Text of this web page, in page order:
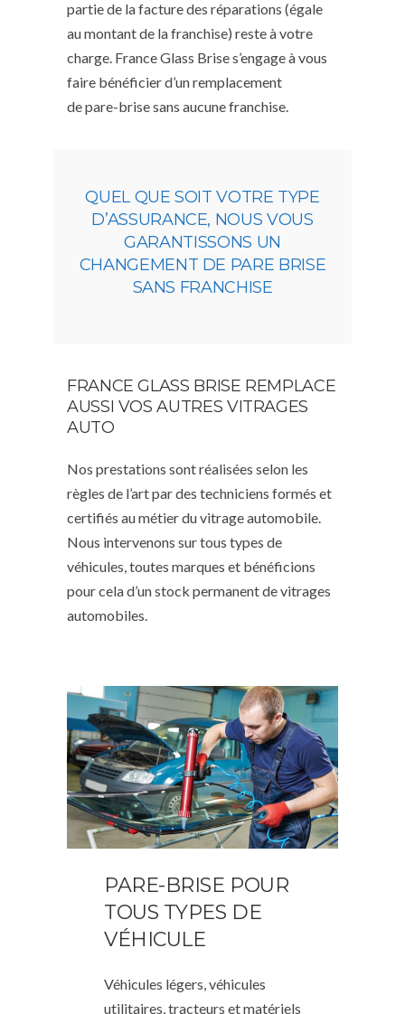
partie de la facture des réparations (égale
au montant de la franchise) reste à votre
charge. France Glass Brise s’engage à vous
faire bénéficier d’un remplacement
de pare-brise sans aucune franchise.
QUEL QUE SOIT VOTRE TYPE
D’ASSURANCE, NOUS VOUS
GARANTISSONS UN
CHANGEMENT DE PARE BRISE
SANS FRANCHISE
FRANCE GLASS BRISE REMPLACE
AUSSI VOS AUTRES VITRAGES
AUTO
Nos prestations sont réalisées selon les
règles de l’art par des techniciens formés et
certifiés au métier du vitrage automobile.
Nous intervenons sur tous types de
véhicules, toutes marques et bénéficions
pour cela d’un stock permanent de vitrages
automobiles.
PARE-BRISE POUR
TOUS TYPES DE
VÉHICULE
Véhicules légers, véhicules
utilitaires, tracteurs et matériels